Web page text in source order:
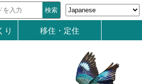
り 移住・定住